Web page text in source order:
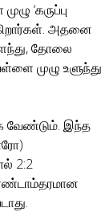
‘கருப்பு
அதனை
தோலை
முழு உளுந்து
வேண்டும். இந்த
2:2